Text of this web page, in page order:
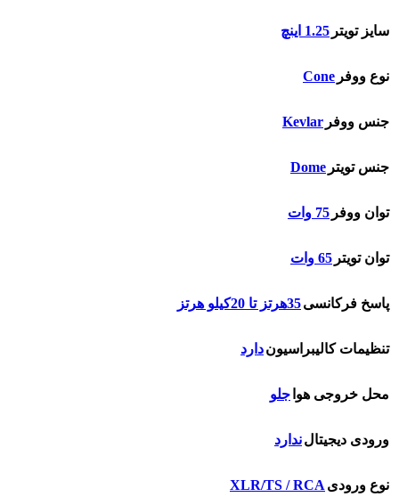
سایز تویتر 1.25 اینچ
نوع ووفر Cone
جنس ووفر Kevlar
جنس تویتر Dome
توان ووفر 75 وات
توان تویتر 65 وات
پاسخ فرکانسی35هرتز تا 20کیلو هرتز
تنظیمات کالیبراسیوندارد
محل خروجی هوا جلو
ورودی دیجیتالندارد
نوع ورودی XLR/TS / RCA